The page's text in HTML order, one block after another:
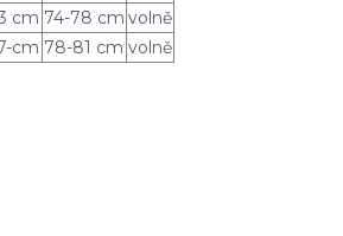
cm 74-78 cm volně
cm 78-81 cm volně